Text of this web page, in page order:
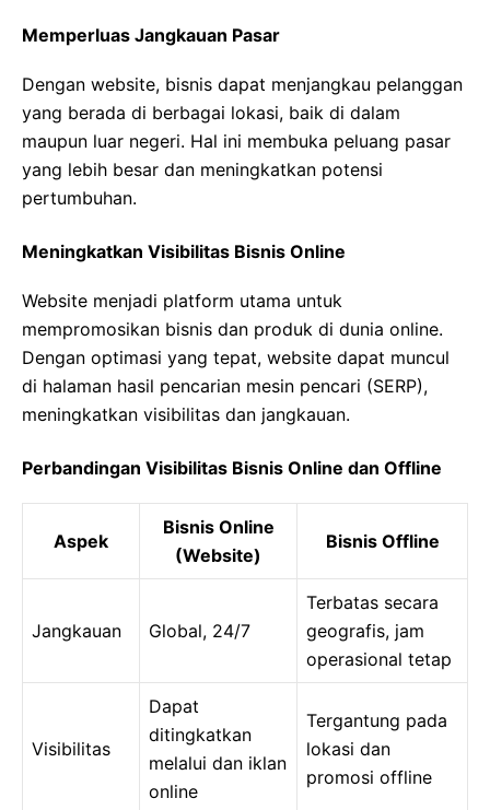
Memperluas Jangkauan Pasar
Dengan website, bisnis dapat menjangkau pelanggan
yang berada di berbagai lokasi, baik di dalam
maupun luar negeri. Hal ini membuka peluang pasar
yang lebih besar dan meningkatkan potensi
pertumbuhan.
Meningkatkan Visibilitas Bisnis Online
Website menjadi platform utama untuk
mempromosikan bisnis dan produk di dunia online.
Dengan optimasi yang tepat, website dapat muncul
di halaman hasil pencarian mesin pencari (SERP),
meningkatkan visibilitas dan jangkauan.
Perbandingan Visibilitas Bisnis Online dan Offline
Aspek
Bisnis Online
(Website)
Bisnis Offline
Jangkauan Global, 24/7
Terbatas secara
geografis, jam
operasional tetap
Visibilitas
Dapat
ditingkatkan
melalui dan iklan
online
Tergantung pada
lokasi dan
promosi offline